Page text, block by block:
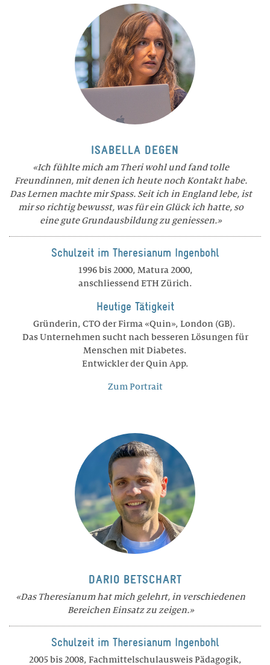
ISABELLA DEGEN
Ich fühlte mich am Theri wohl und fand tolle
Freundinnen, mit denen ich heute noch Kontakt habe.
Das Lernen machte mir Spass. Seit ich in England lebe, ist
mir so richtig bewusst, was für ein Glück ich hatte, so
eine gute Grundausbildung zu geniessen.
Schulzeit im Theresianum Ingenbohl
1996 bis 2000, Matura 2000,
anschliessend ETH Zürich.
Heutige Tätigkeit
Gründerin, CTO der Firma «Quin», London (GB).
Das Unternehmen sucht nach besseren Lösungen für
Menschen mit Diabetes.
Entwickler der Quin App.
Zum Portrait
DARIO BETSCHART
Das Theresianum hat mich gelehrt, in verschiedenen
Bereichen Einsatz zu zeigen.
Schulzeit im Theresianum Ingenbohl
2005 bis 2008, Fachmittelschulausweis Pädagogik,